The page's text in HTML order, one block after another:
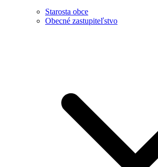
Starosta obce
Obecné zastupiteľstvo